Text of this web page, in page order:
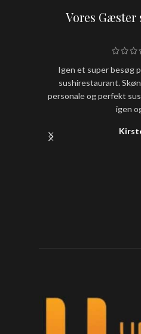
Vores Gæster
Igen et super besøg
sushirestaurant.
personale og perfekt
igen